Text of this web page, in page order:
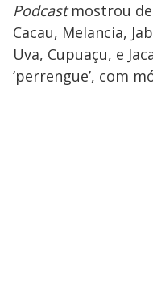
Podcastmostrou
Cacau, Melancia,
Uva, Cupuaçu, e
‘perrengue’, com